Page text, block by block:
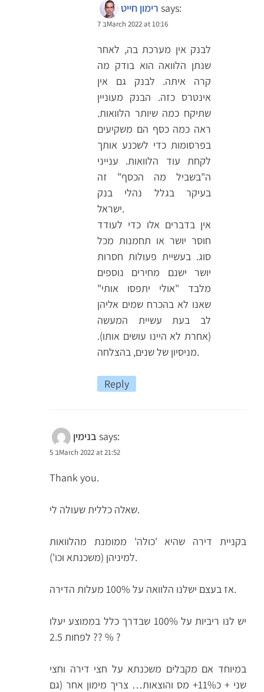
רימון חייט says:
7 בMarch 2022 at 10:16
לבנק אין מערכת בה, לאחר
שנתן הלוואה הוא בודק מה
קרה איתה. לבנק גם אין
אינטרס כזה. הבנק מעוניין
שתיקח כמה שיותר הלוואות.
ראה כמה כסף הם משקיעים
בפרסומות כדי לשכנע אותך
לקחת עוד הלוואות. ענייני
ה"בשביל מה הכסף" זה
בעיקר בגלל נהלי בנק
ישראל.
אין בדברים אלו כדי לעודד
חוסר יושר או תחמנות מכל
סוג. בעשיית פעולות חסרות
יושר ישנם מחירים נוספים
מלבד "אולי יתפסו אותי"
שאנו לא בהכרח שמים אליהן
לב בעת עשיית המעשה
(אחרת לא היינו עושים אותו).
מניסיון של שנים, בהצלחה.
Reply
בנימין says:
5 בMarch 2022 at 21:52
Thank you.
שאלה כללית שעולה לי.
בקניית דירה שהיא 'כולה' ממומנת מהלוואות
למיניהן (משכנתא וכו').
אז בעצם ישלנו הלוואה על 100% מעלות הדירה.
יש לנו ריביות על 100% שבדרך כלל בממוצע יעלו
?? לפחות 2.5 % ?
במיוחד אם מקבלים משכנתא על חצי דירה וחצי
שני + כ11%+ מס והוצאות… צריך מימון אחר (גם